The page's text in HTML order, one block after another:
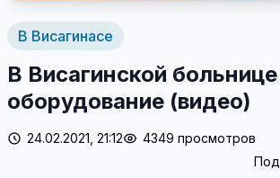
В Висагинасе
В Висагинской
оборудование (видео)
24.02.2021, 21:12
4349 просмотров